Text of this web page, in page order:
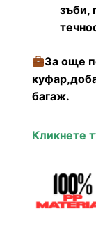
зъби,
За още
багаж.
Кликнете